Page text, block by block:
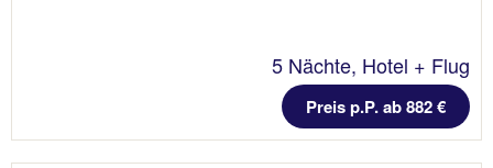
5 Nächte, Hotel + Flug
Preis p.P. ab 882 €